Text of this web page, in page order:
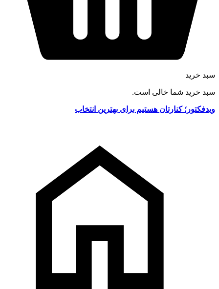
سبد خرید
سبد خرید شما خالی است.
ویدفکتور؛ کنارتان هستیم برای بهترین انتخاب